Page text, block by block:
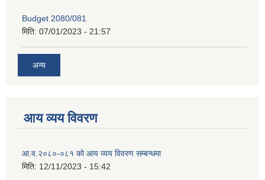
Budget 2080/081
मिति: 07/01/2023 - 21:57
अन्य
आय व्यय विवरण
आ.व.२०८०-०८१ को आय व्यय विवरण सम्बन्धमा
मिति: 12/11/2023 - 15:42